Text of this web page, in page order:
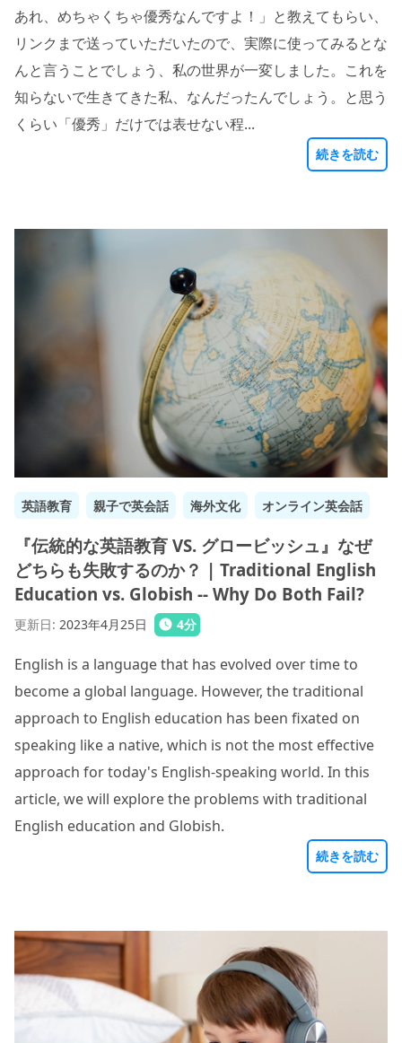
あれ、めちゃくちゃ優秀なんですよ！」と教えてもらい、
リンクまで送っていただいたので、実際に使ってみるとな
んと言うことでしょう、私の世界が一変しました。これを
知らないで生きてきた私、なんだったんでしょう。と思う
くらい「優秀」だけでは表せない程...
続きを読む
英語教育 親子で英会話 海外文化 オンライン英会話
『伝統的な英語教育 VS. グロービッシュ』なぜ
どちらも失敗するのか？ | Traditional English
Education vs. Globish -- Why Do Both Fail?
更新日: 2023年4月25日 4分
English is a language that has evolved over time to
become a global language. However, the traditional
approach to English education has been fixated on
speaking like a native, which is not the most effective
approach for today's English-speaking world. In this
article, we will explore the problems with traditional
English education and Globish.
続きを読む